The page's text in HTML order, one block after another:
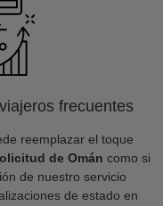
frecuentes
reemplazar el toque
de Omán como si
de nuestro servicio
de estado en